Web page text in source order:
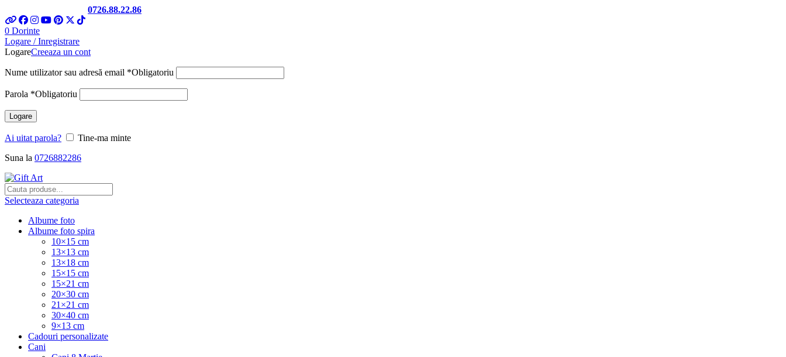
0726.88.22.86
0 Dorinte
Logare / Inregistrare
LogareCreeaza un cont
Nume utilizator sau adresă email *Obligatoriu
Parola *Obligatoriu
Logare
Ai uitat parola?
Tine-ma minte
Suna la 0726882286
Selecteaza categoria
Albume foto
Albume foto spira
10×15 cm
13×13 cm
13×18 cm
15×15 cm
15×21 cm
20×30 cm
21×21 cm
30×40 cm
9×13 cm
Cadouri personalizate
Cani